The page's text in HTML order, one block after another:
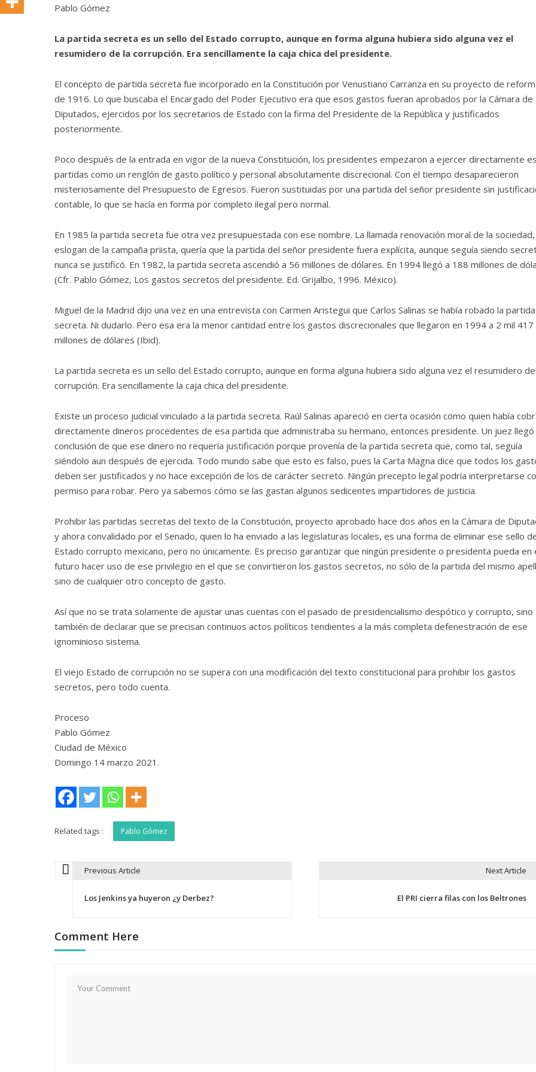
Pablo Gómez
La partida secreta es un sello del Estado corrupto, aunque en forma alguna hubiera sido alguna vez el
resumidero de la corrupción. Era sencillamente la caja chica del presidente.
El concepto de partida secreta fue incorporado en la Constitución por Venustiano Carranza en su proyecto de
de 1916. Lo que buscaba el Encargado del Poder Ejecutivo era que esos gastos fueran aprobados por la Cámara de
Diputados, ejercidos por los secretarios de Estado con la firma del Presidente de la República y justificados
posteriormente.
Poco después de la entrada en vigor de la nueva Constitución, los presidentes empezaron a ejercer directamente
partidas como un renglón de gasto político y personal absolutamente discrecional. Con el tiempo desaparecieron
misteriosamente del Presupuesto de Egresos. Fueron sustituidas por una partida del señor presidente sin
contable, lo que se hacía en forma por completo ilegal pero normal.
En 1985 la partida secreta fue otra vez presupuestada con ese nombre. La llamada renovación moral de la sociedad,
eslogan de la campaña priista, quería que la partida del señor presidente fuera explícita, aunque seguía siendo
nunca se justificó. En 1982, la partida secreta ascendió a 56 millones de dólares. En 1994 llegó a 188 millones de
(Cfr. Pablo Gómez, Los gastos secretos del presidente. Ed. Grijalbo, 1996. México).
Miguel de la Madrid dijo una vez en una entrevista con Carmen Aristegui que Carlos Salinas se había robado la partida
secreta. Ni dudarlo. Pero esa era la menor cantidad entre los gastos discrecionales que llegaron en 1994 a 2 mil 417
millones de dólares (Ibid).
La partida secreta es un sello del Estado corrupto, aunque en forma alguna hubiera sido alguna vez el resumidero
corrupción. Era sencillamente la caja chica del presidente.
Existe un proceso judicial vinculado a la partida secreta. Raúl Salinas apareció en cierta ocasión como quien había
directamente dineros procedentes de esa partida que administraba su hermano, entonces presidente. Un juez llegó
conclusión de que ese dinero no requería justificación porque provenía de la partida secreta que, como tal, seguía
siéndolo aun después de ejercida. Todo mundo sabe que esto es falso, pues la Carta Magna dice que todos los
deben ser justificados y no hace excepción de los de carácter secreto. Ningún precepto legal podría interpretarse
permiso para robar. Pero ya sabemos cómo se las gastan algunos sedicentes impartidores de justicia.
Prohibir las partidas secretas del texto de la Constitución, proyecto aprobado hace dos años en la Cámara de
y ahora convalidado por el Senado, quien lo ha enviado a las legislaturas locales, es una forma de eliminar ese sello
Estado corrupto mexicano, pero no únicamente. Es preciso garantizar que ningún presidente o presidenta pueda en
futuro hacer uso de ese privilegio en el que se convirtieron los gastos secretos, no sólo de la partida del mismo
sino de cualquier otro concepto de gasto.
Así que no se trata solamente de ajustar unas cuentas con el pasado de presidencialismo despótico y corrupto, sino
también de declarar que se precisan continuos actos políticos tendientes a la más completa defenestración de ese
ignominioso sistema.
El viejo Estado de corrupción no se supera con una modificación del texto constitucional para prohibir los gastos
secretos, pero todo cuenta.
Proceso
Pablo Gómez
Ciudad de México
Domingo 14 marzo 2021.
Related tags : Pablo Gómez
v
Previous Article
Los Jenkins ya huyeron ¿y Derbez?
Next Article
El PRI cierra filas con los Beltrones
Comment Here